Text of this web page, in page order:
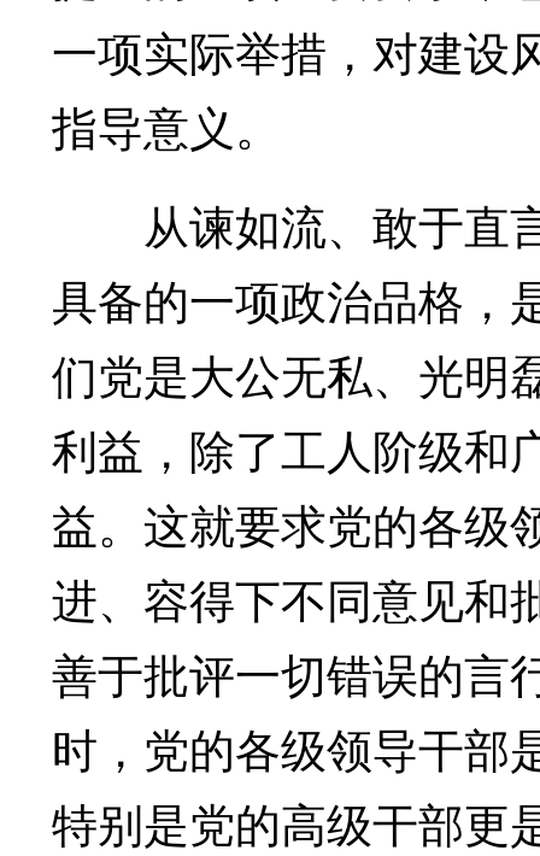
一项实际举措，对建设
指导意义。
从谏如流、敢于直
具备的一项政治品格，
们党是大公无私、光明
利益，除了工人阶级和
益。这就要求党的各级
进、容得下不同意见和
善于批评一切错误的言
时，党的各级领导干部
特别是党的高级干部更